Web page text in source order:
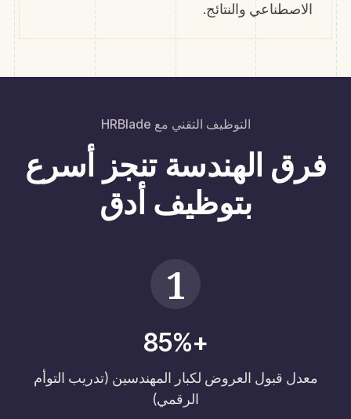
الاصطناعي والنتائج.
التوظيف التقني مع HRBlade
فرق الهندسة تنجز أسرع
بتوظيف أدق
1
+85%
معدل قبول العروض لكبار المهندسين (تدريب التوأم
الرقمي)